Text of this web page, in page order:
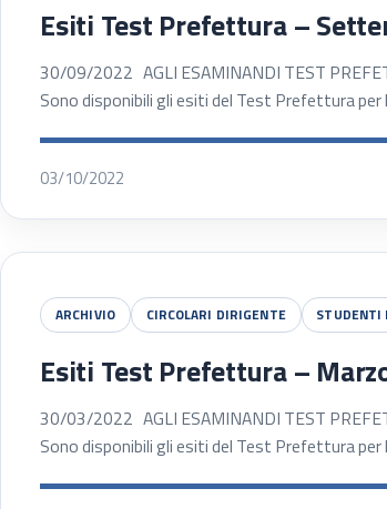
Esiti Test Prefettura –
30/09/2022 AGLI ESAMINANDI TEST
Sono disponibili gli esiti del Test Prefettura
03/10/2022
ARCHIVIO CIRCOLARI DIRIGENTE STUDENTI
Esiti Test Prefettura –
30/03/2022 AGLI ESAMINANDI TEST
Sono disponibili gli esiti del Test Prefettura